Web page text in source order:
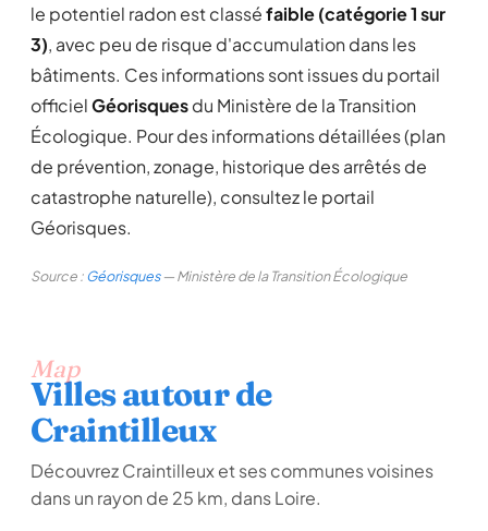
le potentiel radon est classéfaible (catégorie 1 sur
3), avec peu de risque d'accumulation dans les
bâtiments. Ces informations sont issues du portail
officielGéorisquesdu Ministère de la Transition
Écologique. Pour des informations détaillées (plan
de prévention, zonage, historique des arrêtés de
catastrophe naturelle), consultez le portail
Géorisques.
Source :Géorisques— Ministère de la Transition Écologique
Map
Villes autour de
Craintilleux
Découvrez Craintilleux et ses communes voisines
dans un rayon de 25 km, dans Loire.